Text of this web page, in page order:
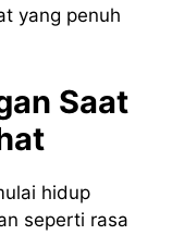
yang penuh
Saat
hidup
seperti rasa